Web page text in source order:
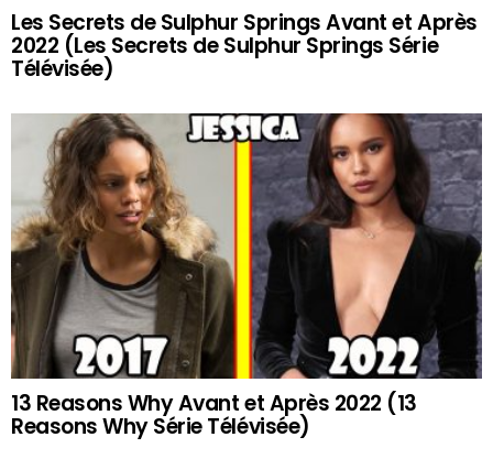
Les Secrets de Sulphur Springs Avant et Après
2022 (Les Secrets de Sulphur Springs Série
Télévisée)
13 Reasons Why Avant et Après 2022 (13
Reasons Why Série Télévisée)